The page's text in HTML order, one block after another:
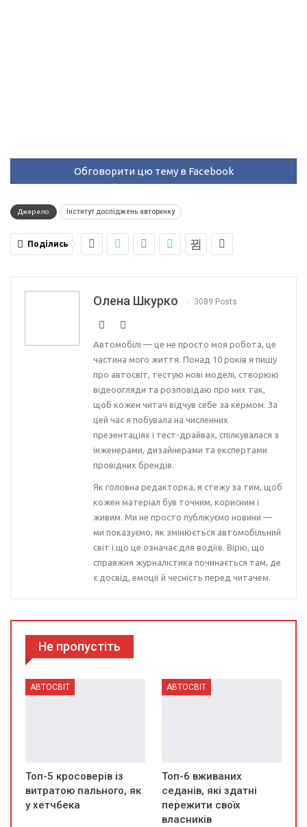
Обговорити цю тему в Facebook
Джерело Інститут досліджень авторинку
Поділись
Олена Шкурко 3089 Posts
Автомобілі — це не просто моя робота, це
частина мого життя. Понад 10 років я пишу
про автосвіт, тестую нові моделі, створюю
відеоогляди та розповідаю про них так,
щоб кожен читач відчув себе за кермом. За
цей час я побувала на численних
презентаціях і тест-драйвах, спілкувалася з
інженерами, дизайнерами та експертами
провідних брендів.
Як головна редакторка, я стежу за тим, щоб
кожен матеріал був точним, корисним і
живим. Ми не просто публікуємо новини —
ми показуємо, як змінюється автомобільний
світ і що це означає для водіїв. Вірю, що
справжня журналістика починається там, де
є досвід, емоції й чесність перед читачем.
Не пропустіть
АВТОСВІТ
Топ-5 кросоверів із
витратою пального, як
у хетчбека
АВТОСВІТ
Топ-6 вживаних
седанів, які здатні
пережити своїх
власників